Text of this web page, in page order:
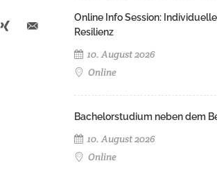
Online Info Session: Individuelle
Resilienz
10. August 2026
Online
Bachelorstudium neben dem
10. August 2026
Online